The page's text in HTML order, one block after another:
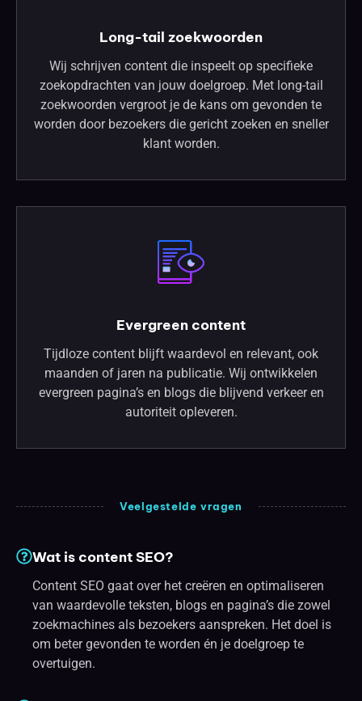
Long-tail zoekwoorden
Wij schrijven content die inspeelt op specifieke
zoekopdrachten van jouw doelgroep. Met long-tail
zoekwoorden vergroot je de kans om gevonden te
worden door bezoekers die gericht zoeken en sneller
klant worden.
Evergreen content
Tijdloze content blijft waardevol en relevant, ook
maanden of jaren na publicatie. Wij ontwikkelen
evergreen pagina’s en blogs die blijvend verkeer en
autoriteit opleveren.
Veelgestelde vragen
Wat is content SEO?
Content SEO gaat over het creëren en optimaliseren
van waardevolle teksten, blogs en pagina’s die zowel
zoekmachines als bezoekers aanspreken. Het doel is
om beter gevonden te worden én je doelgroep te
overtuigen.